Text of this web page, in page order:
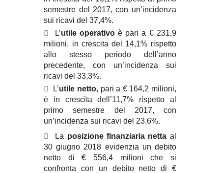
semestre del 2017, con un’incidenza
sui ricavi del 37,4%.

L’utile operativo è pari a € 231,9
milioni, in crescita del 14,1% rispetto
allo stesso periodo dell’anno
precedente, con un’incidenza sui
ricavi del 33,3%.

L’utile netto, pari a € 164,2 milioni,
è in crescita dell’11,7% rispetto al
primo semestre del 2017, con
un’incidenza sui ricavi del 23,6%.

La posizione finanziaria netta al
30 giugno 2018 evidenzia un debito
netto di € 556,4 milioni che si
confronta con un debito netto di €